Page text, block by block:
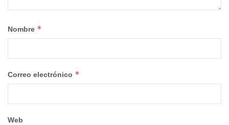
Nombre *
Correo electrónico *
Web